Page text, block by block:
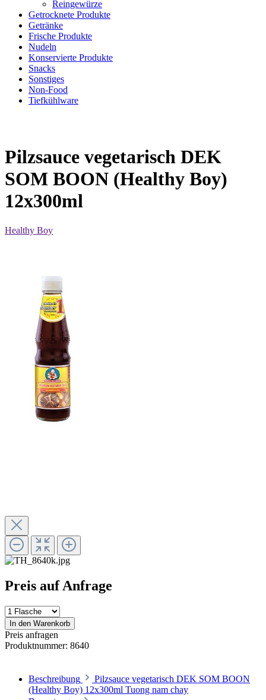
Reingewürze
Getrocknete Produkte
Getränke
Frische Produkte
Nudeln
Konservierte Produkte
Snacks
Sonstiges
Non-Food
Tiefkühlware
Pilzsauce vegetarisch DEK
SOM BOON (Healthy Boy)
12x300ml
Healthy Boy
Preis auf Anfrage
In den Warenkorb
Preis anfragen
Produktnummer: 8640
Beschreibung
Pilzsauce vegetarisch DEK SOM BOON
(Healthy Boy) 12x300ml Tuong nam chay